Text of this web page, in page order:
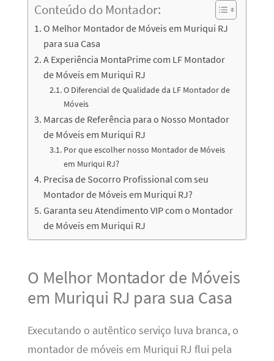
Conteúdo do Montador:
O Melhor Montador de Móveis em Muriqui RJ
para sua Casa
A Experiência MontaPrime com LF Montador
de Móveis em Muriqui RJ
O Diferencial de Qualidade da LF Montador de
Móveis
Marcas de Referência para o Nosso Montador
de Móveis em Muriqui RJ
Por que escolher nosso Montador de Móveis
em Muriqui RJ?
Precisa de Socorro Profissional com seu
Montador de Móveis em Muriqui RJ?
Garanta seu Atendimento VIP com o Montador
de Móveis em Muriqui RJ
O Melhor Montador de Móveis
em Muriqui RJ para sua Casa
Executando o autêntico serviço luva branca, o
montador de móveis em Muriqui RJ flui pela